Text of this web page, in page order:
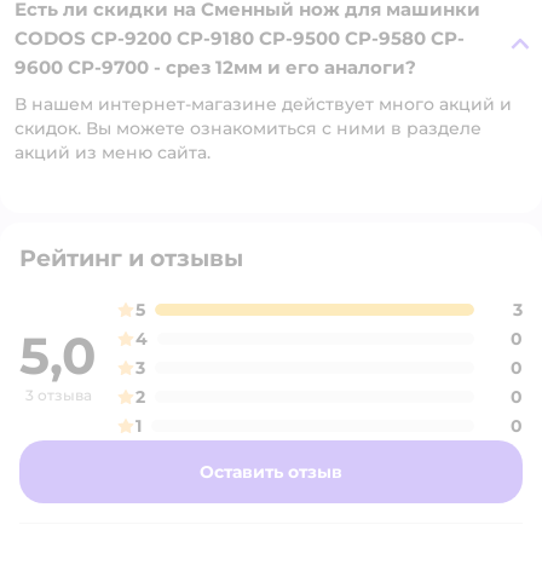
Есть ли скидки на Сменный нож для машинки
CODOS CP-9200 CP-9180 CP-9500 CP-9580 CP-
9600 CP-9700 - срез 12мм и его аналоги?
В нашем интернет-магазине действует много акций и
скидок. Вы можете ознакомиться с ними в разделе
акций из меню сайта.
Рейтинг и отзывы
5,0
3 отзыва
5
3
4
0
3
0
2
0
1
0
Оставить отзыв